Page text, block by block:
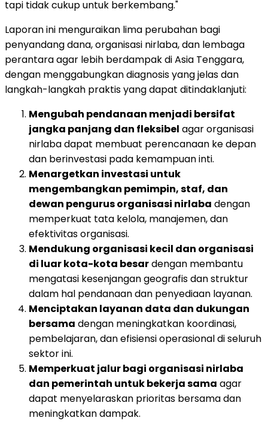
tapi tidak cukup untuk berkembang."
Laporan ini menguraikan lima perubahan bagi
penyandang dana, organisasi nirlaba, dan lembaga
perantara agar lebih berdampak di Asia Tenggara,
dengan menggabungkan diagnosis yang jelas dan
langkah-langkah praktis yang dapat ditindaklanjuti:
Mengubah pendanaan menjadi bersifat
jangka panjang dan fleksibel agar organisasi
nirlaba dapat membuat perencanaan ke depan
dan berinvestasi pada kemampuan inti.
Menargetkan investasi untuk
mengembangkan pemimpin, staf, dan
dewan pengurus organisasi nirlaba dengan
memperkuat tata kelola, manajemen, dan
efektivitas organisasi.
Mendukung organisasi kecil dan organisasi
di luar kota-kota besardengan membantu
mengatasi kesenjangan geografis dan struktur
dalam hal pendanaan dan penyediaan layanan.
Menciptakan layanan data dan dukungan
bersama dengan meningkatkan koordinasi,
pembelajaran, dan efisiensi operasional di seluruh
sektor ini.
Memperkuat jalur bagi organisasi nirlaba
dan pemerintah untuk bekerja sama agar
dapat menyelaraskan prioritas bersama dan
meningkatkan dampak.